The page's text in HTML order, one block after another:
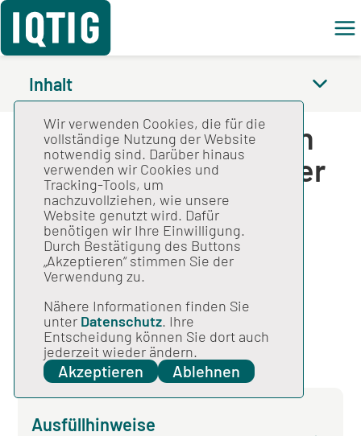
Feed
Inhalt
QS-Basisspezifikation
für Leistungserbringer
2023 V03
Gesamtspezifikation
Modulbezogene Anwenderinformation
Ambulant erworbene
Pneumonie (PNEU)
Ausfüllhinweise
Wir verwenden Cookies, die für die
vollständige Nutzung der Website
notwendig sind. Darüber hinaus
verwenden wir Cookies und
Tracking-Tools, um
nachzuvollziehen, wie unsere
Website genutzt wird. Dafür
benötigen wir Ihre Einwilligung.
Durch Bestätigung des Buttons
„Akzeptieren“ stimmen Sie der
Verwendung zu.
Nähere Informationen finden Sie
unter Datenschutz. Ihre
Entscheidung können Sie dort auch
jederzeit wieder ändern.
Akzeptieren Ablehnen